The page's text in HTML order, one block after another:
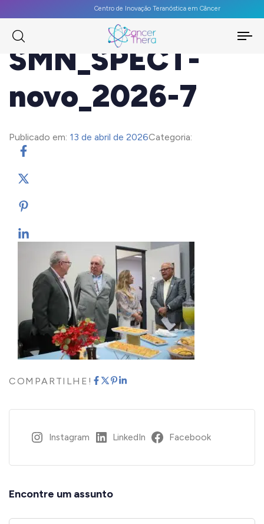
Centro de Inovação Teranóstica em Câncer
SMN_SPECT-
novo_2026-7
Publicado em: 13 de abril de 2026Categoria:
COMPARTILHE!
Instagram LinkedIn Facebook
Encontre um assunto